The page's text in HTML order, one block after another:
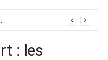
L'info
sociale,
solidaire
le monde
conjugal
: les